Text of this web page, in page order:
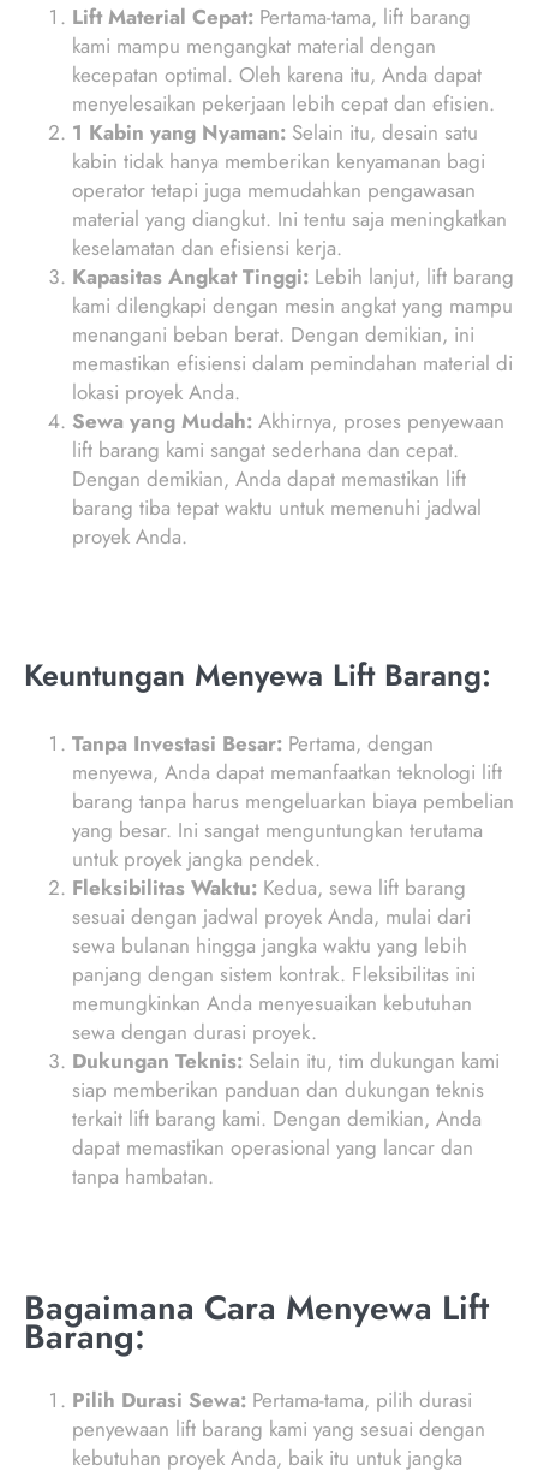
Lift Material Cepat: Pertama-tama, lift barang
kami mampu mengangkat material dengan
kecepatan optimal. Oleh karena itu, Anda dapat
menyelesaikan pekerjaan lebih cepat dan efisien.
1 Kabin yang Nyaman: Selain itu, desain satu
kabin tidak hanya memberikan kenyamanan bagi
operator tetapi juga memudahkan pengawasan
material yang diangkut. Ini tentu saja meningkatkan
keselamatan dan efisiensi kerja.
Kapasitas Angkat Tinggi: Lebih lanjut, lift barang
kami dilengkapi dengan mesin angkat yang mampu
menangani beban berat. Dengan demikian, ini
memastikan efisiensi dalam pemindahan material di
lokasi proyek Anda.
Sewa yang Mudah: Akhirnya, proses penyewaan
lift barang kami sangat sederhana dan cepat.
Dengan demikian, Anda dapat memastikan lift
barang tiba tepat waktu untuk memenuhi jadwal
proyek Anda.
Keuntungan Menyewa Lift Barang:
Tanpa Investasi Besar: Pertama, dengan
menyewa, Anda dapat memanfaatkan teknologi lift
barang tanpa harus mengeluarkan biaya pembelian
yang besar. Ini sangat menguntungkan terutama
untuk proyek jangka pendek.
Fleksibilitas Waktu: Kedua, sewa lift barang
sesuai dengan jadwal proyek Anda, mulai dari
sewa bulanan hingga jangka waktu yang lebih
panjang dengan sistem kontrak. Fleksibilitas ini
memungkinkan Anda menyesuaikan kebutuhan
sewa dengan durasi proyek.
Dukungan Teknis: Selain itu, tim dukungan kami
siap memberikan panduan dan dukungan teknis
terkait lift barang kami. Dengan demikian, Anda
dapat memastikan operasional yang lancar dan
tanpa hambatan.
Bagaimana Cara Menyewa Lift
Barang:
Pilih Durasi Sewa: Pertama-tama, pilih durasi
penyewaan lift barang kami yang sesuai dengan
kebutuhan proyek Anda, baik itu untuk jangka